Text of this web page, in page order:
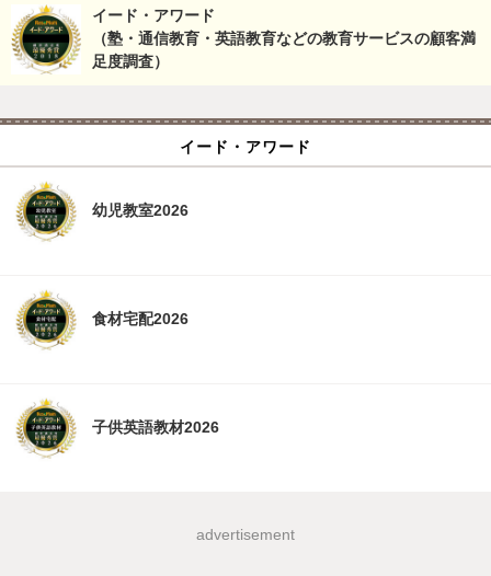
イード・アワード
（塾・通信教育・英語教育などの教育サービスの顧客満
足度調査）
イード・アワード
幼児教室2026
食材宅配2026
子供英語教材2026
advertisement